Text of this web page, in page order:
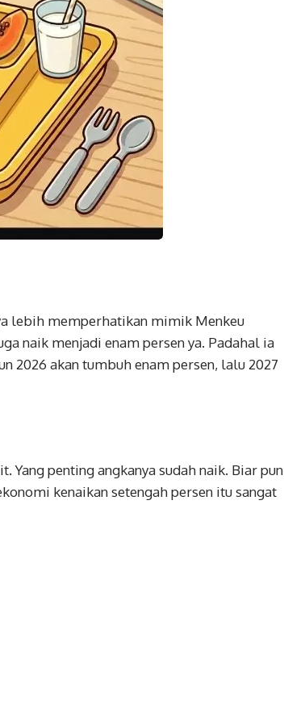
lebih memperhatikan mimik Menkeu
naik menjadi enam persen ya. Padahal ia
2026 akan tumbuh enam persen, lalu 2027
penting angkanya sudah naik. Biar pun
kenaikan setengah persen itu sangat